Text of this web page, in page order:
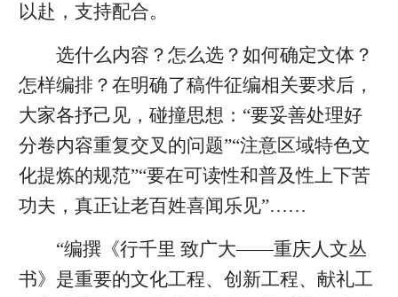
以赴，支持配合。
选什么内容？怎么选？如何确定文体？
怎样编排？在明确了稿件征编相关要求后，
大家各抒己见，碰撞思想：“要妥善处理好
分卷内容重复交叉的问题”“注意区域特色文
化提炼的规范”“要在可读性和普及性上下苦
功夫，真正让老百姓喜闻乐见”……
“编撰《行千里 致广大——重庆人文丛
书》是重要的文化工程、创新工程、献礼工